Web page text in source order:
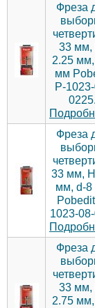
Фреза
33 мм,
2.25
мм
P-
0225.
Фреза
33 мм,
мм, d-
1023-
Фреза
33 мм,
2.75